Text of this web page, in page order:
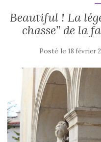
Beautiful ! La
chasse” de la
Posté le 18 février